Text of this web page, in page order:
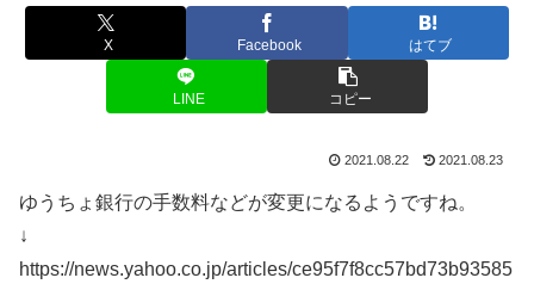
X Facebook はてブ
LINE コピー
2021.08.22 2021.08.23
ゆうちょ銀行の手数料などが変更になるようですね。
↓
https://news.yahoo.co.jp/articles/ce95f7f8cc57bd73b93585